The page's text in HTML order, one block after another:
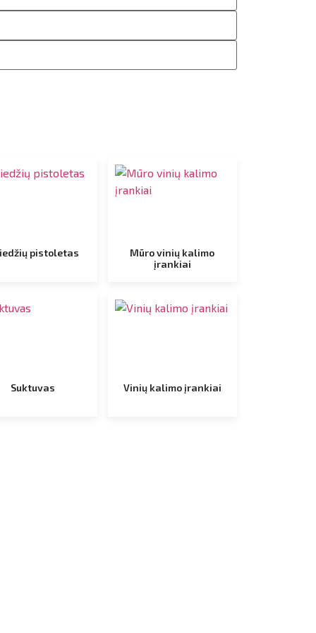
pistoletas
Mūro vinių kalimo
įrankiai
Suktuvas Vinių kalimo įrankiai